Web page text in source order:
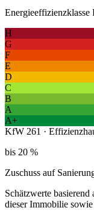
Energieeffizienzklasse
H
G
F
E
D
C
B
A
A+
KfW 261 ·
bis 20 %
Zuschuss auf
Schätzwerte
dieser Immobilie